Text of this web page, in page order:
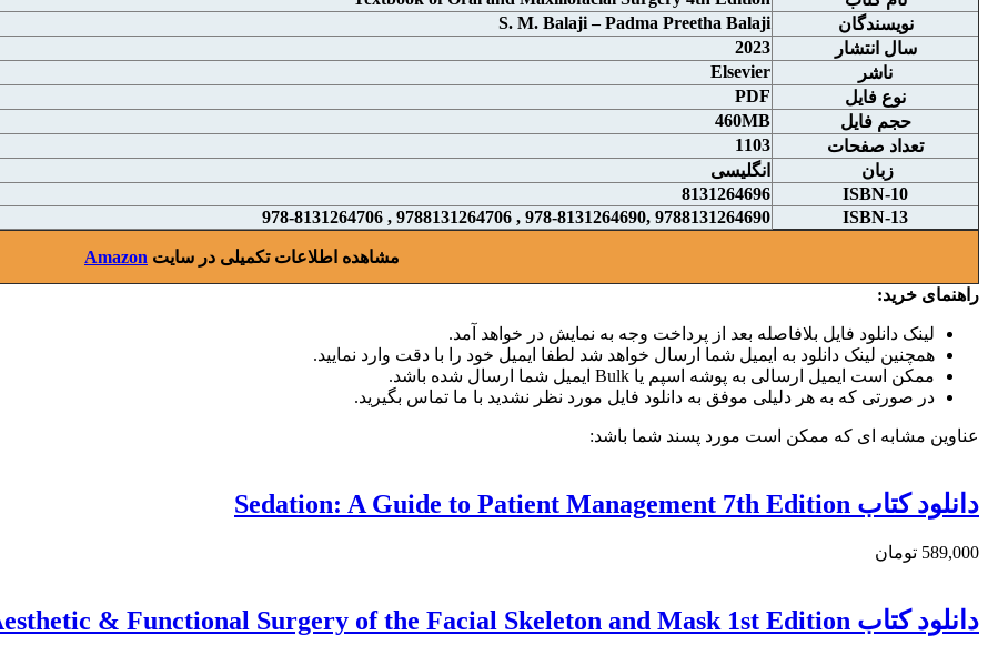
نويسندگان
S. M. Balaji – Padma Preetha Balaji
سال انتشار
2023
ناشر
Elsevier
نوع فايل
PDF
حجم فايل
460MB
تعداد صفحات
1103
زبان
انگلیسی
ISBN-10
8131264696
ISBN-13
9788131264690 ,978-8131264690 , 9788131264706 , 978-8131264706
مشاهده اطلاعات تکمیلی در سایت Amazon
راهنمای خرید:
لینک دانلود فایل بلافاصله بعد از پرداخت وجه به نمایش در خواهد آمد.
همچنین لینک دانلود به ایمیل شما ارسال خواهد شد لطفا ایمیل خود را با دقت وارد نمایید.
ممکن است ایمیل ارسالی به پوشه اسپم یا Bulk ایمیل شما ارسال شده باشد.
در صورتی که به هر دلیلی موفق به دانلود فایل مورد نظر نشدید با ما تماس بگیرید.
عناوین مشابه ای که ممکن است مورد پسند شما باشد:
دانلود كتاب Sedation: A Guide to Patient Management 7th Edition
589,000 تومان
دانلود کتاب Orthofacial Surgery: Aesthetic & Functional Surgery of the Facial Skeleton and Mask 1st Edition